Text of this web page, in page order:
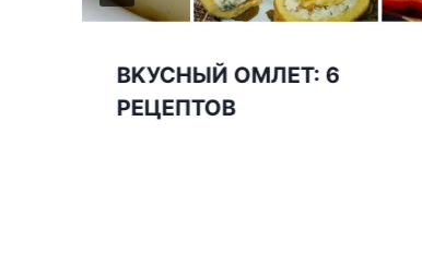
BKУСHЫЙ ОМЛЕТ: 6
РЕЦЕПТОB